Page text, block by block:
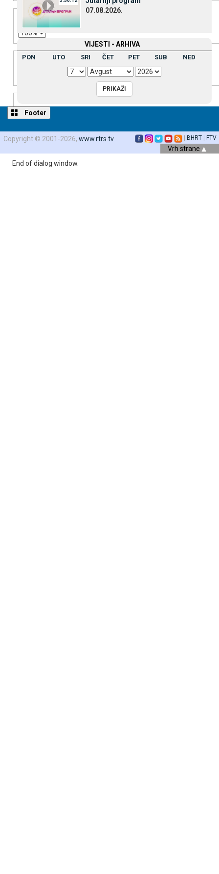
Font Size
Text Edge Style
Reset restore all settings to the default values
Done
End of dialog window.
07.08.2026.
VIЈESTI - ARHIVA
PON UTO SRI ČET PET SUB NED
Footer
Copyright © 2001-2026, www.rtrs.tv BHRT FTV
Vrh strane